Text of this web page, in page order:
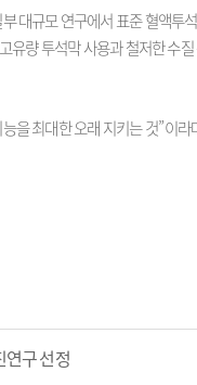
대규모 연구에서 표준 혈액투
고유량 투석막 사용과 철저한 수
을 최대한 오래 지키는 것”이라
구 선정